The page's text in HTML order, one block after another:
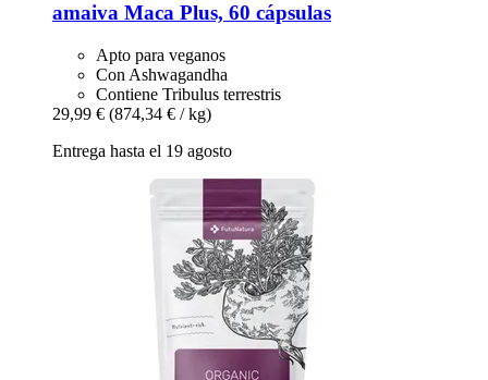
amaiva Maca Plus, 60 cápsulas
Apto para veganos
Con Ashwagandha
Contiene Tribulus terrestris
29,99 € (874,34 € / kg)
Entrega hasta el 19 agosto